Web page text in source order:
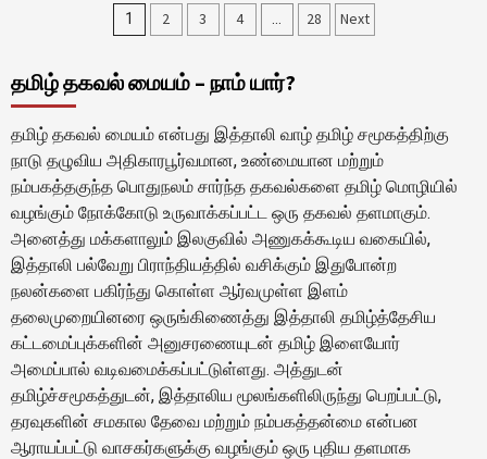
Posts
pagination
1 2 3 4 28 Next
தமிழ் தகவல் மையம் – நாம் யார்?
தமிழ் தகவல் மையம் என்பது இத்தாலி வாழ் தமிழ் சமூகத்திற்கு
நாடு தழுவிய அதிகாரபூர்வமான, உண்மையான மற்றும்
நம்பகத்தகுந்த பொதுநலம் சார்ந்த தகவல்களை தமிழ் மொழியில்
வழங்கும் நோக்கோடு உருவாக்கப்பட்ட ஒரு தகவல் தளமாகும்.
அனைத்து மக்களாலும் இலகுவில் அணுகக்கூடிய வகையில்,
இத்தாலி பல்வேறு பிராந்தியத்தில் வசிக்கும் இதுபோன்ற
நலன்களை பகிர்ந்து கொள்ள ஆர்வமுள்ள இளம்
தலைமுறையினரை ஒருங்கிணைத்து இத்தாலி தமிழ்த்தேசிய
கட்டமைப்புக்களின் அனுசரணையுடன் தமிழ் இளையோர்
அமைப்பால் வடிவமைக்கப்பட்டுள்ளது. அத்துடன்
தமிழ்ச்சமூகத்துடன், இத்தாலிய மூலங்களிலிருந்து பெறப்பட்டு,
தரவுகளின் சமகால தேவை மற்றும் நம்பகத்தன்மை என்பன
ஆராயப்பட்டு வாசகர்களுக்கு வழங்கும் ஒரு புதிய தளமாக